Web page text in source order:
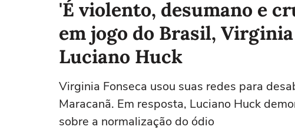
'É violento, desumano e
em jogo do Brasil,
Luciano Huck
Virginia Fonseca usou suas redes para
Maracanã. Em resposta, Luciano Huck
sobre a normalização do ódio